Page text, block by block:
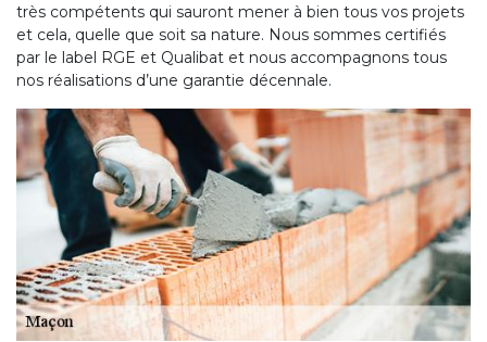
très compétents qui sauront mener à bien tous vos projets
et cela, quelle que soit sa nature. Nous sommes certifiés
par le label RGE et Qualibat et nous accompagnons tous
nos réalisations d’une garantie décennale.